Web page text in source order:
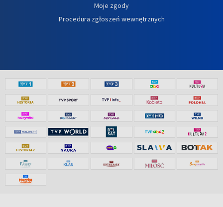
Moje zgody
Procedura zgłoszeń wewnętrznych